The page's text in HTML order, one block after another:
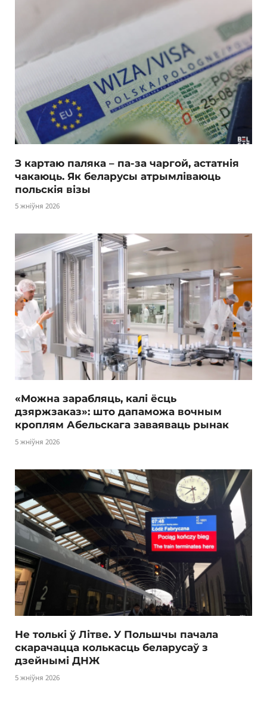
З картаю паляка – па-за чаргой, астатнія
чакаюць. Як беларусы атрымліваюць
польскія візы
5 жніўня 2026
«Можна зарабляць, калі ёсць
дзяржзаказ»: што дапаможа вочным
кроплям Абельскага заваяваць рынак
5 жніўня 2026
Не толькі ў Літве. У Польшчы пачала
скарачацца колькасць беларусаў з
дзейнымі ДНЖ
5 жніўня 2026